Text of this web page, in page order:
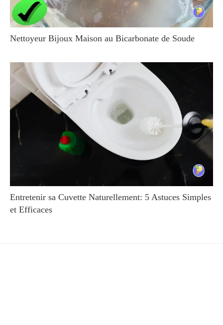
Nettoyeur Bijoux Maison au Bicarbonate de Soude
Entretenir sa Cuvette Naturellement: 5 Astuces Simples
et Efficaces